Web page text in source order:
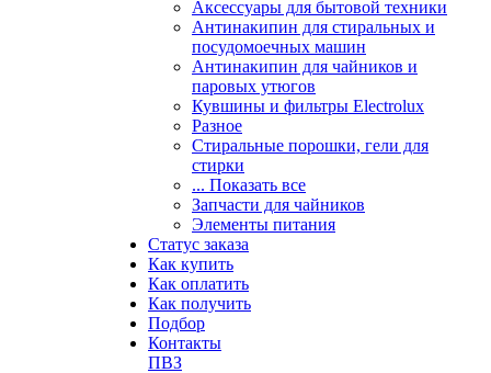
Аксессуары для бытовой техники
Антинакипин для стиральных и
посудомоечных машин
Антинакипин для чайников и
паровых утюгов
Кувшины и фильтры Electrolux
Разное
Стиральные порошки, гели для
стирки
... Показать все
Запчасти для чайников
Элементы питания
Статус заказа
Как купить
Как оплатить
Как получить
Подбор
Контакты
ПВЗ